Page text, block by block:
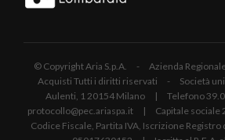
© Copyright Aria S.p.A. - Azienda
Acquisti Tutti i diritti riservati - Società
Aulenti, 1 20154 Milano | Telefono
protocollo@pec.ariaspa.it | Capitale
Codice Fiscale, Partita IVA, Iscrizione